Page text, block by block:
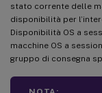
stato corrente delle
disponibilità per
Disponibilità OS a
macchine OS a
gruppo di consegna